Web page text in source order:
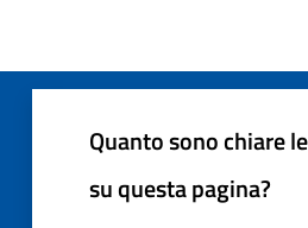
Quanto sono chiare
su questa pagina?